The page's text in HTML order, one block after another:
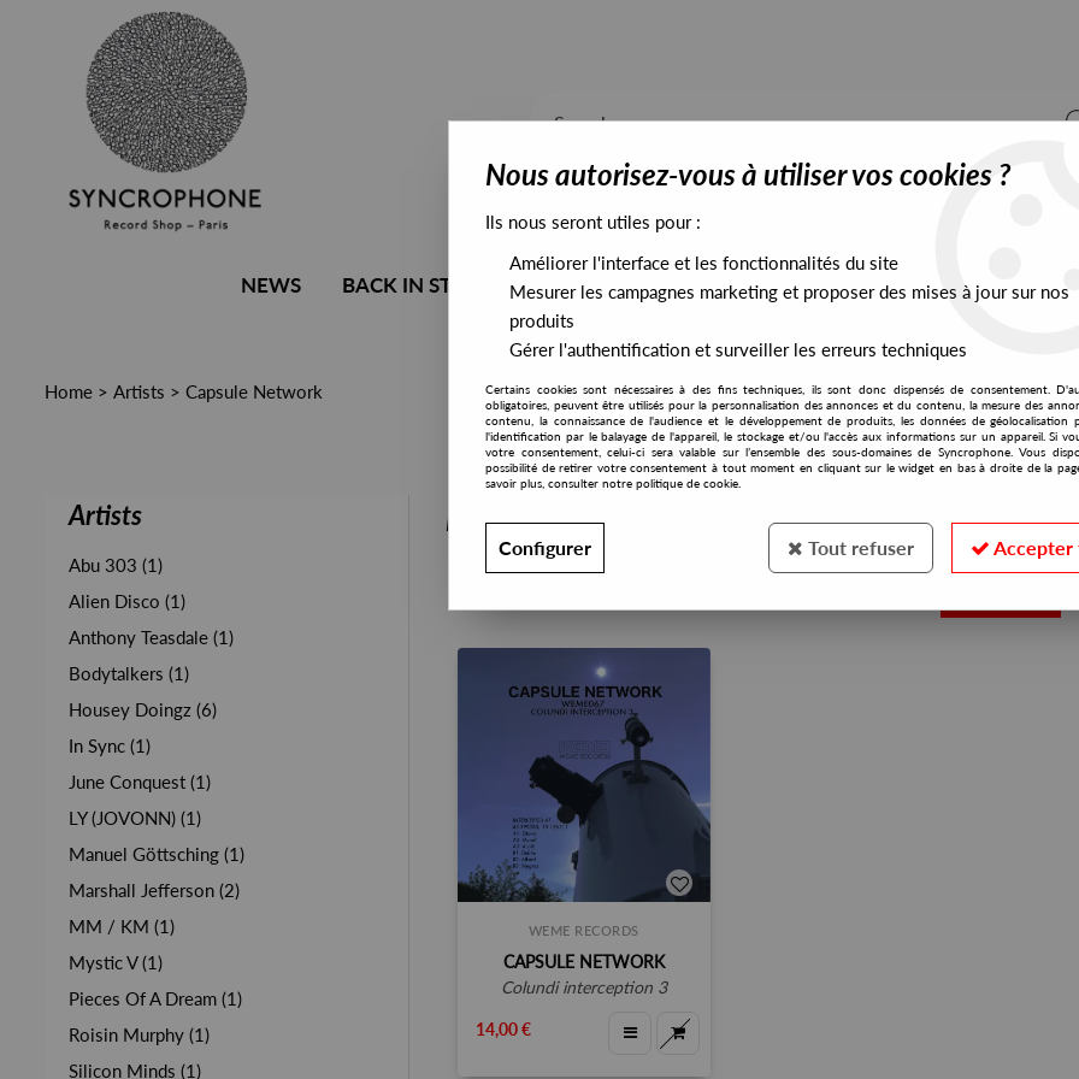
NEWS BACK IN STOCK ALL STOCK EXCLUSIVES PRESALES EXCLUSIVES
Home > Artists > Capsule Network
Artists
Abu 303 (1)
Alien Disco (1)
Anthony Teasdale (1)
Bodytalkers (1)
Housey Doingz (6)
In Sync (1)
June Conquest (1)
LY (JOVONN) (1)
Manuel Göttsching (1)
Marshall Jefferson (2)
MM / KM (1)
Mystic V (1)
Pieces Of A Dream (1)
Roisin Murphy (1)
Silicon Minds (1)
PRESALES EXCLUSIVES
WEME RECORDS
CAPSULE NETWORK
colundi interception 3
14,00 €
Nous autorisez-vous à utiliser vos cookies ?
Ils nous seront utiles pour :
Améliorer l'interface et les fonctionnalités du site
Mesurer les campagnes marketing et proposer des mises à jour sur nos
produits
Gérer l'authentification et surveiller les erreurs techniques
Certains cookies sont nécessaires à des fins techniques, ils sont donc dispensés de consentement.
obligatoires, peuvent être utilisés pour la personnalisation des annonces et du contenu, la mesure des
contenu, la connaissance de l'audience et le développement de produits, les données de géolocalisation
l'identification par le balayage de l'appareil, le stockage et/ou l'accès aux informations sur un appareil. Si
votre consentement, celui-ci sera valable sur l’ensemble des sous-domaines de Syncrophone. Vous
possibilité de retirer votre consentement à tout moment en cliquant sur le widget en bas à droite de la
savoir plus, consulter notre politique de cookie.
Configurer Tout refuser Accepter